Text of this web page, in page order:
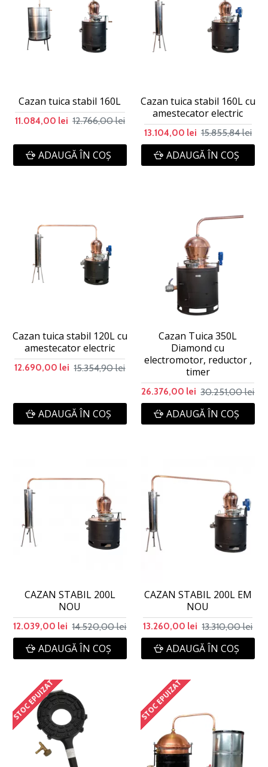
Cazan tuica stabil 160L
11.084,00 lei 12.766,00 lei
ADAUGĂ ÎN COŞ
Cazan tuica stabil 160L cu
amestecator electric
13.104,00 lei 15.855,84 lei
ADAUGĂ ÎN COŞ
Cazan tuica stabil 120L cu
amestecator electric
12.690,00 lei 15.354,90 lei
ADAUGĂ ÎN COŞ
Cazan Tuica 350L
Diamond cu
electromotor, reductor ,
timer
26.376,00 lei 30.251,00 lei
ADAUGĂ ÎN COŞ
CAZAN STABIL 200L
NOU
12.039,00 lei 14.520,00 lei
ADAUGĂ ÎN COŞ
CAZAN STABIL 200L EM
NOU
13.260,00 lei 13.310,00 lei
ADAUGĂ ÎN COŞ
STOC EPUIZAT STOC EPUIZAT